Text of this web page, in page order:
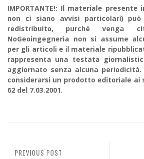
IMPORTANTE!: Il materiale
non ci siano avvisi particolari)
redistribuito, purché venga
NoGeoingegneria non si assume
per gli articoli e il materiale
rappresenta una testata
aggiornato senza alcuna
considerarsi un prodotto editoriale ai
62 del 7.03.2001.
PREVIOUS POST